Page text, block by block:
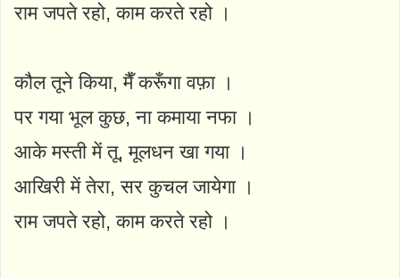
राम जपते रहो, काम करते रहो ।
कौल तूने किया, मैँ करूँगा वफ़ा ।
पर गया भूल कुछ, ना कमाया नफा ।
आके मस्ती में तू, मूलधन खा गया ।
आखिरी में तेरा, सर कुचल जायेगा ।
राम जपते रहो, काम करते रहो ।